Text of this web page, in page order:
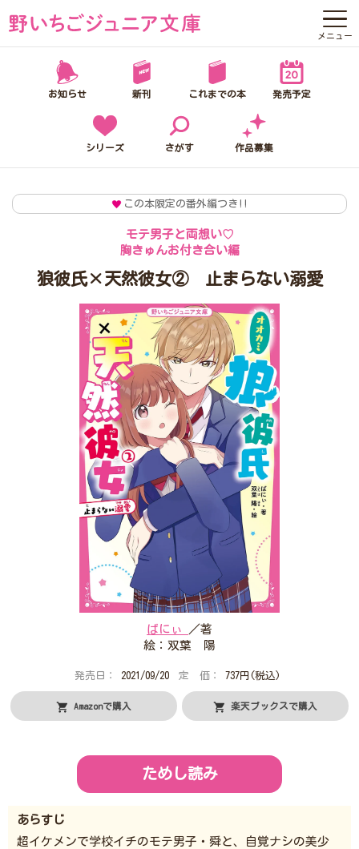
メニュー
野いちごジュニア文庫って？
プレゼントコーナー
公式Twitterアカウント
公式LINEアカウント
作品投稿ガイドライン
作品掲載ポリシー 掲示板投稿規約
プライバシーポリシー 著作権について
企業情報
お知らせ 新刊 これまでの本 発売予定
シリーズ さがす 作品募集
この本限定の番外編つき!!
モテ男子と両想い♡
胸きゅんお付き合い編
狼彼氏×天然彼女② 止まらない溺愛
ばにぃ
／著
絵：双葉 陽
発売日： 2021/09/20 定 価： 737円(税込)
Amazonで購入 楽天ブックスで購入
ためし読み
あらすじ
超イケメンで学校イチのモテ男子・舜と、自覚ナシの美少